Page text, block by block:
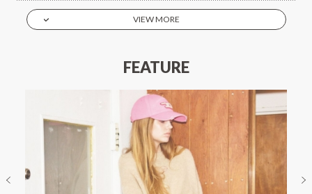
VIEW MORE
FEATURE